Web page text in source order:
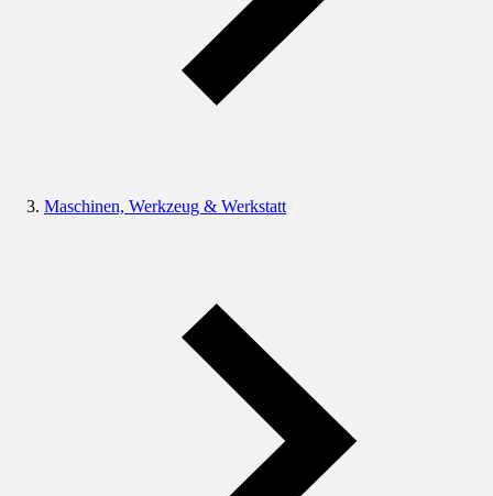
Maschinen, Werkzeug & Werkstatt